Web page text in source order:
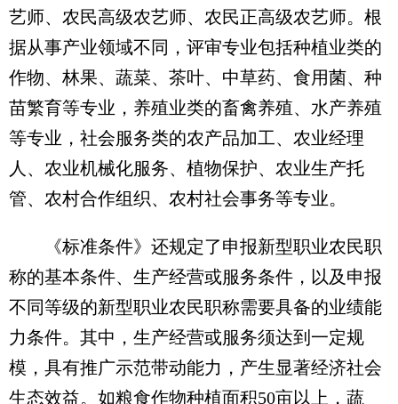
艺师、农民高级农艺师、农民正高级农艺师。根
据从事产业领域不同，评审专业包括种植业类的
作物、林果、蔬菜、茶叶、中草药、食用菌、种
苗繁育等专业，养殖业类的畜禽养殖、水产养殖
等专业，社会服务类的农产品加工、农业经理
人、农业机械化服务、植物保护、农业生产托
管、农村合作组织、农村社会事务等专业。
《标准条件》还规定了申报新型职业农民职
称的基本条件、生产经营或服务条件，以及申报
不同等级的新型职业农民职称需要具备的业绩能
力条件。其中，生产经营或服务须达到一定规
模，具有推广示范带动能力，产生显著经济社会
生态效益。如粮食作物种植面积50亩以上，蔬